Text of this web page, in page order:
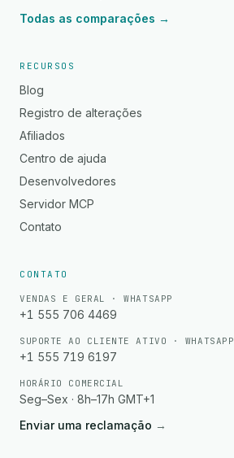
Todas as comparações →
RECURSOS
Blog
Registro de alterações
Afiliados
Centro de ajuda
Desenvolvedores
Servidor MCP
Contato
CONTATO
VENDAS E GERAL · WHATSAPP
+1 555 706 4469
SUPORTE AO CLIENTE ATIVO · WHATSAPP
+1 555 719 6197
HORÁRIO COMERCIAL
Seg–Sex · 8h–17h GMT+1
Enviar uma reclamação →